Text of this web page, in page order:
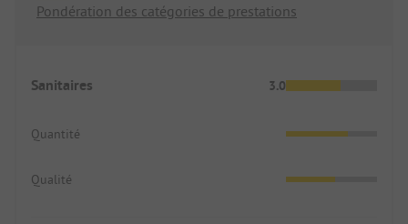
Pondération des catégories de prestations
Sanitaires 3.0
Quantité
Qualité